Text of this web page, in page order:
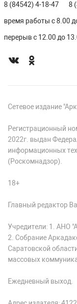
8 (84542) 4-18-47 8
время работы с 8.00
перерыв с 12.00 до
Сетевое издание
Регистрационный
2022г. выдан
информационных
(Роскомнадзор).
18+
Главный редактор
Учредители: 1. АНО
2. Собрание
Саратовской
массовых
Ежедневный выход.